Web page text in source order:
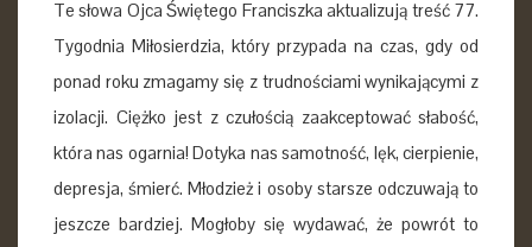
Te słowa Ojca Świętego Franciszka aktualizują treść 77.
Tygodnia Miłosierdzia, który przypada na czas, gdy od
ponad roku zmagamy się z trudnościami wynikającymi z
izolacji. Ciężko jest z czułością zaakceptować słabość,
która nas ogarnia! Dotyka nas samotność, lęk, cierpienie,
depresja, śmierć. Młodzież i osoby starsze odczuwają to
jeszcze bardziej. Mogłoby się wydawać, że powrót to